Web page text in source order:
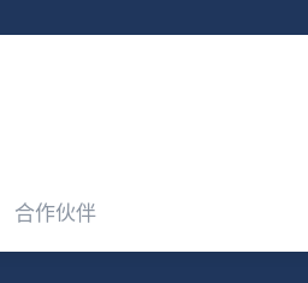
合作伙伴
合作伙伴